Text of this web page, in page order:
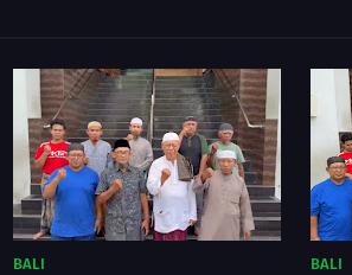
BALI BALI